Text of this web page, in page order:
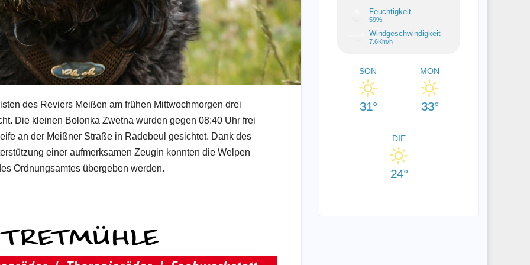
des Reviers Meißen am frühen Mittwochmorgen drei
Die kleinen Bolonka Zwetna wurden gegen 08:40 Uhr frei
an der Meißner Straße in Radebeul gesichtet. Dank des
einer aufmerksamen Zeugin konnten die Welpen
Ordnungsamtes übergeben werden.
Feuchtigkeit
59%
Windgeschwindigkeit
7.6Km/h
SON
31°
MON
33°
DIE
24°